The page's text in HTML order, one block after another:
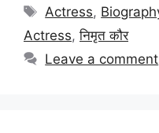
Tags
Actress,
Actress,निमृत कौर
Leave a comment